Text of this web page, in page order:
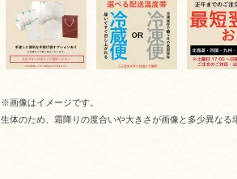
※画像はイメージです。
生体のため、霜降りの度合いや大きさが画像と多少異なる